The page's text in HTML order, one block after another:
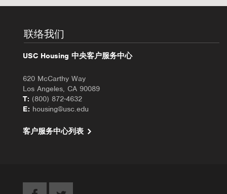
办
理
联络我们
USC Housing 中央客户服务中心
620 McCarthy Way
Los Angeles, CA 90089
T: (800) 872-4632
E: housing@usc.edu
客户服务中心列表